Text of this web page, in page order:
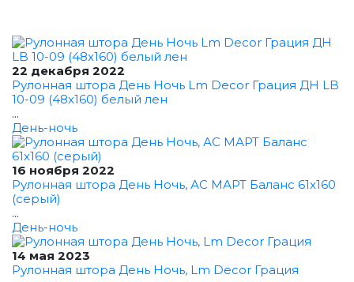
22 декабря 2022
Рулонная штора День Ночь Lm Decor Грация ДН LB
10-09 (48x160) белый лен
...
День-ночь
16 ноября 2022
Рулонная штора День Ночь, АС МАРТ Баланс 61x160
(серый)
...
День-ночь
14 мая 2023
Рулонная штора День Ночь, Lm Decor Грация